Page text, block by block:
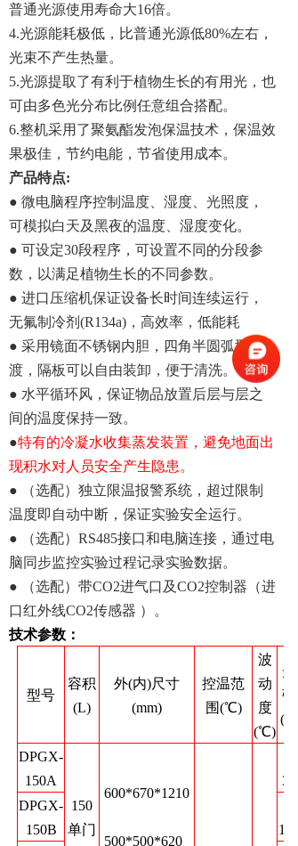
普通光源使用寿命大16倍。
4.光源能耗极低，比普通光源低80%左右，
光束不产生热量。
5.光源提取了有利于植物生长的有用光，也
可由多色光分布比例任意组合搭配。
6.整机采用了聚氨酯发泡保温技术，保温效
果极佳，节约电能，节省使用成本。
产品特点:
● 微电脑程序控制温度、湿度、光照度，
可模拟白天及黑夜的温度、湿度变化。
● 可设定30段程序，可设置不同的分段参
数，以满足植物生长的不同参数。
● 进口压缩机保证设备长时间连续运行，
无氟制冷剂(R134a)，高效率，低能耗
● 采用镜面不锈钢内胆，四角半圆弧型过
渡，隔板可以自由装卸，便于清洗。
● 水平循环风，保证物品放置后层与层之
间的温度保持一致。
●特有的冷凝水收集蒸发装置，避免地面出
现积水对人员安全产生隐患。
● （选配）独立限温报警系统，超过限制
温度即自动中断，保证实验安全运行。
● （选配）RS485接口和电脑连接，通过电
脑同步监控实验过程记录实验数据。
● （选配）带CO2进气口及CO2控制器（进
口红外线CO2传感器 ）。
技术参数：
型号
容积
(L)
外(内)尺寸
(mm)
控温范
围(℃)
波
动
度
(℃)
光
强
DPGX-
150A
150
单门
600*670*1210
500*500*620
DPGX-
150B